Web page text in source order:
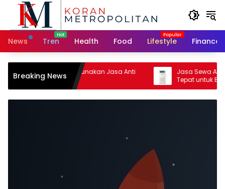
content
News
Tren Health Food Lifestyle Finance
Breaking News
Alasan Harus Menggunakan Jasa Anti
Rayap Profesional
Jasa Sewa AC
Tepat untuk